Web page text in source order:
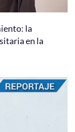
la
en la